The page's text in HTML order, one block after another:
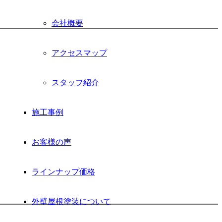
会社概要
アクセスマップ
スタッフ紹介
施工事例
お客様の声
ラインナップ価格
外壁屋根塗装について